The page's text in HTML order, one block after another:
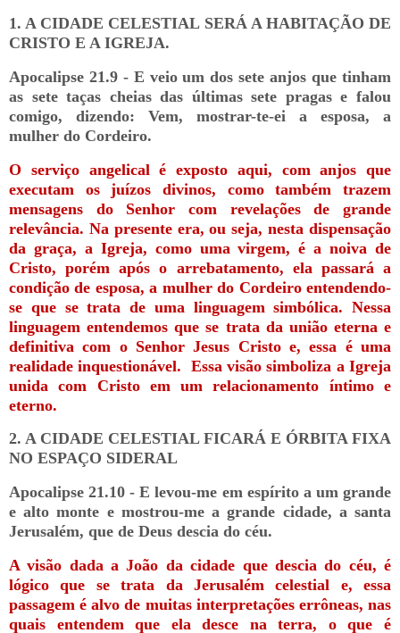
1. A CIDADE CELESTIAL SERÁ A HABITAÇÃO DE
CRISTO E A IGREJA.
Apocalipse 21.9 - E veio um dos sete anjos que tinham
as sete taças cheias das últimas sete pragas e falou
comigo, dizendo: Vem, mostrar-te-ei a esposa, a
mulher do Cordeiro.
O serviço angelical é exposto aqui, com anjos que
executam os juízos divinos, como também trazem
mensagens do Senhor com revelações de grande
relevância. Na presente era, ou seja, nesta dispensação
da graça, a Igreja, como uma virgem, é a noiva de
Cristo, porém após o arrebatamento, ela passará a
condição de esposa, a mulher do Cordeiro entendendo-
se que se trata de uma linguagem simbólica. Nessa
linguagem entendemos que se trata da união eterna e
definitiva com o Senhor Jesus Cristo e, essa é uma
realidade inquestionável. Essa visão simboliza a Igreja
unida com Cristo em um relacionamento íntimo e
eterno.
2. A CIDADE CELESTIAL FICARÁ E ÓRBITA FIXA
NO ESPAÇO SIDERAL
Apocalipse 21.10 - E levou-me em espírito a um grande
e alto monte e mostrou-me a grande cidade, a santa
Jerusalém, que de Deus descia do céu.
A visão dada a João da cidade que descia do céu, é
lógico que se trata da Jerusalém celestial e, essa
passagem é alvo de muitas interpretações errôneas, nas
quais entendem que ela desce na terra, o que é